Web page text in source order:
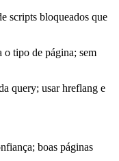
scripts bloqueados que
tipo de página; sem
query; usar hreflang e
boas páginas